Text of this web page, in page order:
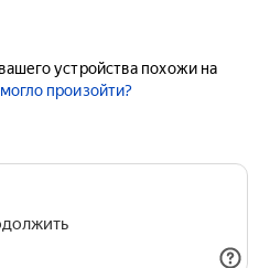
устройства похожи на
произойти?